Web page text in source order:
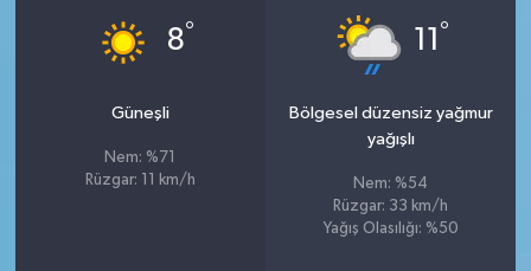
8°
Güneşli
Nem: %71
Rüzgar: 11 km/h
11 °
Bölgesel düzensiz yağmur
yağışlı
Nem: %54
Rüzgar: 33 km/h
Yağış Olasılığı: %50